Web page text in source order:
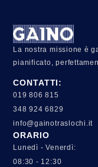
La nostra missione è
pianificato,
CONTATTI:
019 806 815
348 924 6829
info@gainotraslochi.it
ORARIO
Lunedì - Venerdì:
08:30 - 12:30